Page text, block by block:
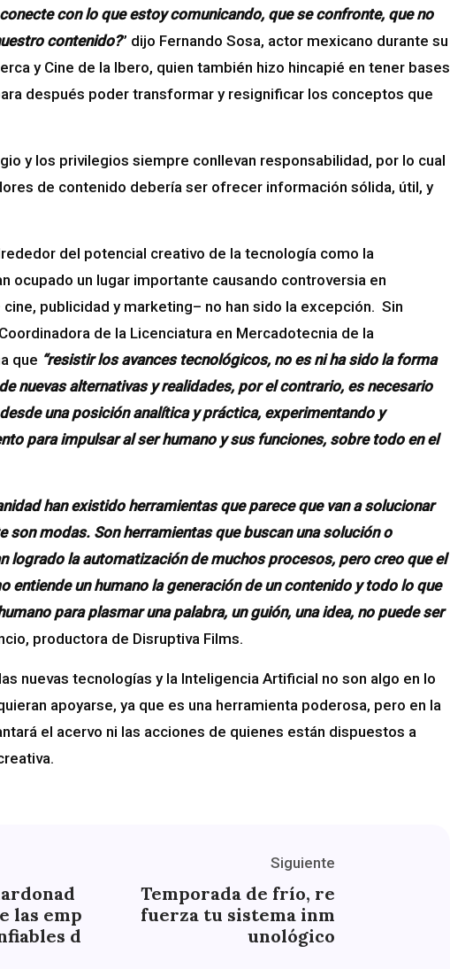
con lo que estoy comunicando, que se confronte, que no
contenido?” dijo Fernando Sosa, actor mexicano durante su
y Cine de la Ibero, quien también hizo hincapié en tener bases
después poder transformar y resignificar los conceptos que
y los privilegios siempre conllevan responsabilidad, por lo cual
de contenido debería ser ofrecer información sólida, útil, y
del potencial creativo de la tecnología como la
ocupado un lugar importante causando controversia en
publicidad y marketing– no han sido la excepción. Sin
de la Licenciatura en Mercadotecnia de la
que “resistir los avances tecnológicos, no es ni ha sido la forma
nuevas alternativas y realidades, por el contrario, es necesario
una posición analítica y práctica, experimentando y
para impulsar al ser humano y sus funciones, sobre todo en el
han existido herramientas que parece que van a solucionar
son modas. Son herramientas que buscan una solución o
logrado la automatización de muchos procesos, pero creo que el
entiende un humano la generación de un contenido y todo lo que
para plasmar una palabra, un guión, una idea, no puede ser
productora de Disruptiva Films.
nuevas tecnologías y la Inteligencia Artificial no son algo en lo
apoyarse, ya que es una herramienta poderosa, pero en la
el acervo ni las acciones de quienes están dispuestos a
las emp
d
Siguiente
Temporada de frío, re
fuerza tu sistema inm
unológico